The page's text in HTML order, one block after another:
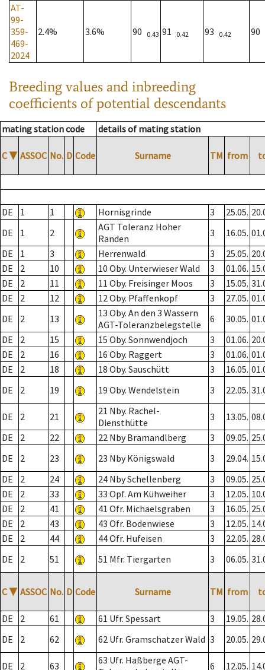
AT-
99-
359-
469-
2024
2.4% 3.6% 90 0.43 91 0.42 93 0.42 90
Breeding values and inbreeding
coefficients of potential descendants
mating station code details of mating station
C ▼ ASSOC No. D Code Surname TM from
DE 1 1 Hornisgrinde 3 25.05.
DE
1 2
AGT Toleranz Hoher
Randen
3 16.05.
DE
1 3 Herrenwald 3 25.05.
DE
2 10 10 Oby. Unterwieser Wald 3 01.06.
DE
2 11 11 Oby. Freisinger Moos 3 15.05.
DE
2 12 12 Oby. Pfaffenkopf 3 27.05.
DE
2 13
13 Oby. An den 3 Wassern
AGT-Toleranzbelegstelle
6 30.05.
DE
2 15 15 Oby. Sonnwendjoch 3 01.06.
DE
2 16 16 Oby. Raggert 3 01.06.
DE
2 18 18 Oby. Sauschütt 3 16.05.
DE
2 19 19 Oby. Wendelstein 3 22.05.
DE 2 21
21 Nby. Rachel-
Diensthütte
3 13.05.
DE
2 22 22 Nby Bramandlberg 3 09.05.
DE
2 23 23 Nby Königswald 3 29.04.
DE
2 24 24 Nby Schellenberg 3 09.05.
DE
2 33 33 Opf. Am Kühweiher 3 12.05.
DE
2 41 41 Ofr. Michaelsgraben 3 16.05.
DE
2 43 43 Ofr. Bodenwiese 3 12.05.
DE
2 44 44 Ofr. Hufeisen 3 22.05.
DE
2 51 51 Mfr. Tiergarten 3 06.05.
C ▼ ASSOC No. D Code Surname TM from
DE 2 61 61 Ufr. Spessart 3 19.05.
DE
2 62 62 Ufr. Gramschatzer Wald 3 20.05.
DE 2 63
63 Ufr. Haßberge AGT-
6 12.05.